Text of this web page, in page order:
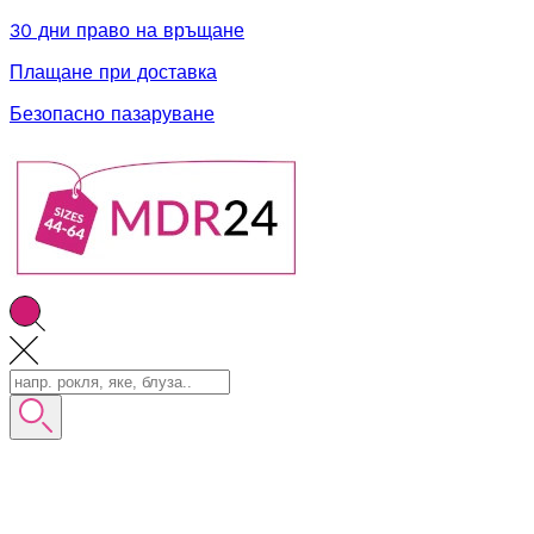
30 дни право на връщане
Плащане при доставка
Безопасно пазаруване